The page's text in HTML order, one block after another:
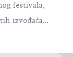
festivala,
izvođača...